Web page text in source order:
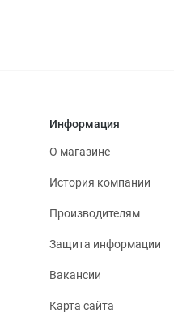
Информация
О магазине
История компании
Производителям
Защита информации
Вакансии
Карта сайта